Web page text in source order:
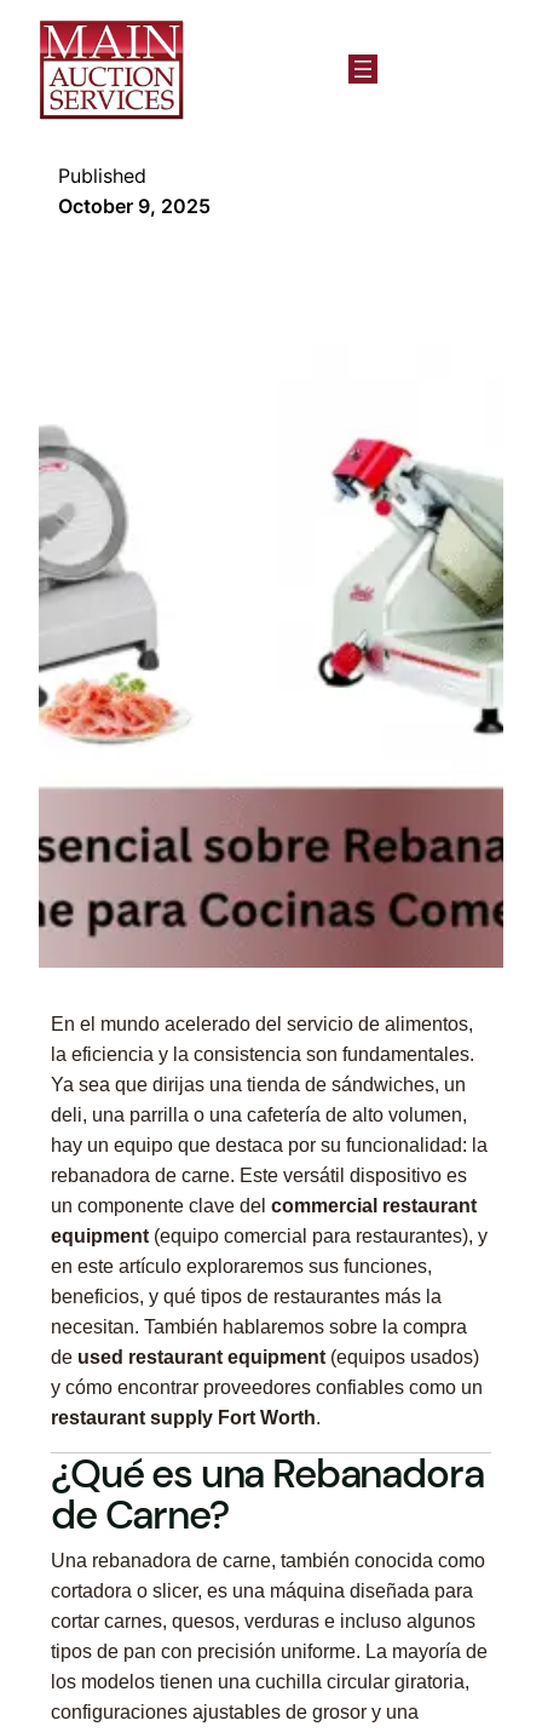
Published
October 9, 2025
En el mundo acelerado del servicio de alimentos,
la eficiencia y la consistencia son fundamentales.
Ya sea que dirijas una tienda de sándwiches, un
deli, una parrilla o una cafetería de alto volumen,
hay un equipo que destaca por su funcionalidad: la
rebanadora de carne. Este versátil dispositivo es
un componente clave del commercial restaurant
equipment (equipo comercial para restaurantes), y
en este artículo exploraremos sus funciones,
beneficios, y qué tipos de restaurantes más la
necesitan. También hablaremos sobre la compra
de used restaurant equipment (equipos usados)
y cómo encontrar proveedores confiables como un
restaurant supply Fort Worth.
¿Qué es una Rebanadora
de Carne?
Una rebanadora de carne, también conocida como
cortadora o slicer, es una máquina diseñada para
cortar carnes, quesos, verduras e incluso algunos
tipos de pan con precisión uniforme. La mayoría de
los modelos tienen una cuchilla circular giratoria,
configuraciones ajustables de grosor y una